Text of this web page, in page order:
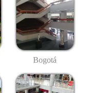
Bogotá